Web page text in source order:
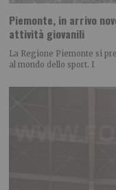
Piemonte, in arrivo
attività giovanili
La Regione Piemonte si
al mondo dello sport. I